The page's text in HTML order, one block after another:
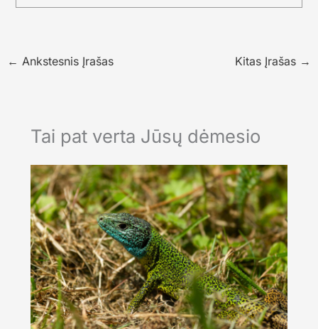
← Ankstesnis Įrašas Kitas Įrašas →
Tai pat verta Jūsų dėmesio